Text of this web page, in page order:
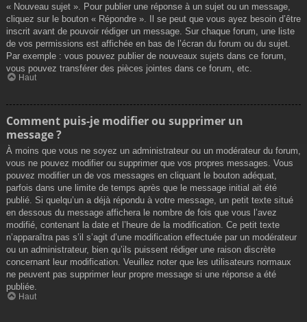
« Nouveau sujet ». Pour publier une réponse à un sujet ou un message,
cliquez sur le bouton « Répondre ». Il se peut que vous ayez besoin d’être
inscrit avant de pouvoir rédiger un message. Sur chaque forum, une liste
de vos permissions est affichée en bas de l’écran du forum ou du sujet.
Par exemple : vous pouvez publier de nouveaux sujets dans ce forum,
vous pouvez transférer des pièces jointes dans ce forum, etc.
Haut
Comment puis-je modifier ou supprimer un
message ?
À moins que vous ne soyez un administrateur ou un modérateur du forum,
vous ne pouvez modifier ou supprimer que vos propres messages. Vous
pouvez modifier un de vos messages en cliquant le bouton adéquat,
parfois dans une limite de temps après que le message initial ait été
publié. Si quelqu’un a déjà répondu à votre message, un petit texte situé
en dessous du message affichera le nombre de fois que vous l’avez
modifié, contenant la date et l’heure de la modification. Ce petit texte
n’apparaîtra pas s’il s’agit d’une modification effectuée par un modérateur
ou un administrateur, bien qu’ils puissent rédiger une raison discrète
concernant leur modification. Veuillez noter que les utilisateurs normaux
ne peuvent pas supprimer leur propre message si une réponse a été
publiée.
Haut